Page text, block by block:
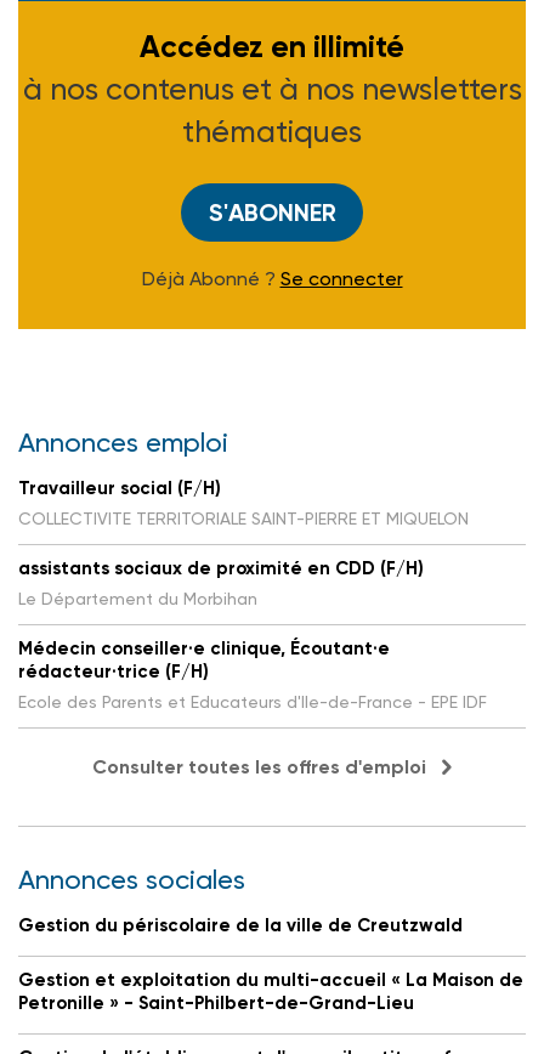
Accédez en illimité
à nos contenus et à nos newsletters
thématiques
S'ABONNER
Déjà Abonné ? Se connecter
Annonces emploi
Travailleur social (F/H)
COLLECTIVITE TERRITORIALE SAINT-PIERRE ET MIQUELON
assistants sociaux de proximité en CDD (F/H)
Le Département du Morbihan
Médecin conseiller·e clinique, Écoutant·e
rédacteur·trice (F/H)
Ecole des Parents et Educateurs d'Ile-de-France - EPE IDF
Consulter toutes les offres d'emploi
Annonces sociales
Gestion du périscolaire de la ville de Creutzwald
Gestion et exploitation du multi-accueil « La Maison de
Petronille » - Saint-Philbert-de-Grand-Lieu